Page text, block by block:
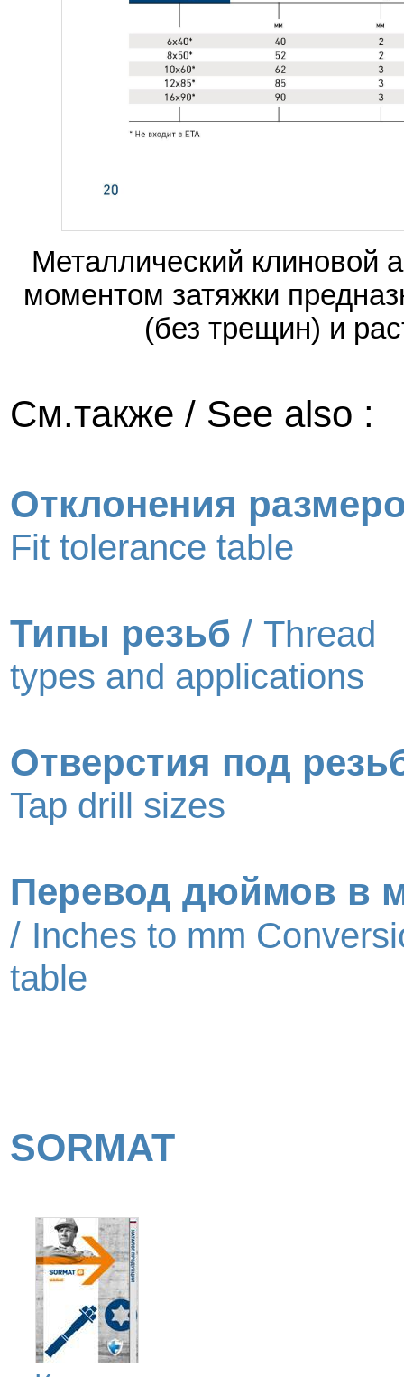
Металлический клиновой
моментом затяжки
(без трещин) и
См.также / See also :
Отклонения
Fit tolerance table
Типы резьб / Thread
types and applications
Отверстия под
Tap drill sizes
Перевод дюймов в
/ Inches to mm
table
SORMAT